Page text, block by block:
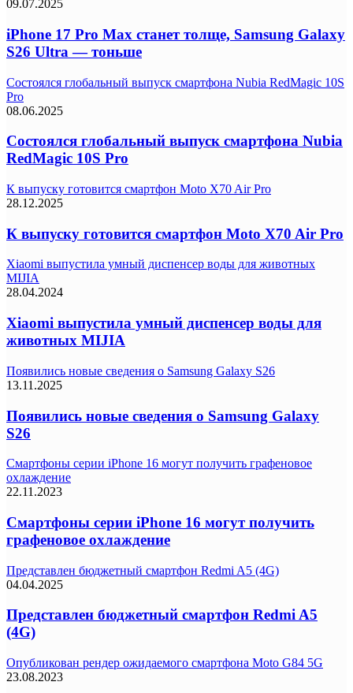
09.07.2025
iPhone 17 Pro Max станет толще, Samsung Galaxy
S26 Ultra — тоньше
Состоялся глобальный выпуск смартфона Nubia RedMagic 10S
Pro
08.06.2025
Состоялся глобальный выпуск смартфона Nubia
RedMagic 10S Pro
К выпуску готовится смартфон Moto X70 Air Pro
28.12.2025
К выпуску готовится смартфон Moto X70 Air Pro
Xiaomi выпустила умный диспенсер воды для животных
MIJIA
28.04.2024
Xiaomi выпустила умный диспенсер воды для
животных MIJIA
Появились новые сведения о Samsung Galaxy S26
13.11.2025
Появились новые сведения о Samsung Galaxy
S26
Смартфоны серии iPhone 16 могут получить графеновое
охлаждение
22.11.2023
Смартфоны серии iPhone 16 могут получить
графеновое охлаждение
Представлен бюджетный смартфон Redmi A5 (4G)
04.04.2025
Представлен бюджетный смартфон Redmi A5
(4G)
Опубликован рендер ожидаемого смартфона Moto G84 5G
23.08.2023